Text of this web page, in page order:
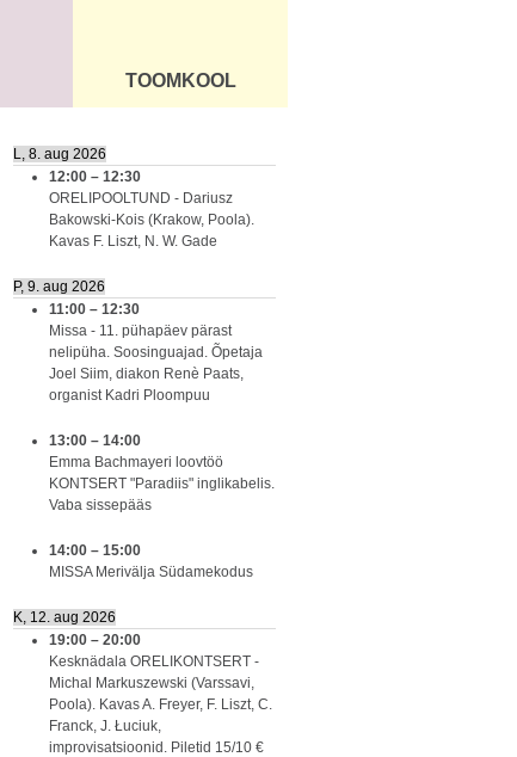
ÜLDINFO
TOOMKOOL
L, 8. aug 2026
12:00 – 12:30
ORELIPOOLTUND - Dariusz
Bakowski-Kois (Krakow, Poola).
Kavas F. Liszt, N. W. Gade
P, 9. aug 2026
11:00 – 12:30
Missa - 11. pühapäev pärast
nelipüha. Soosinguajad. Õpetaja
Joel Siim, diakon Renè Paats,
organist Kadri Ploompuu
13:00 – 14:00
Emma Bachmayeri loovtöö
KONTSERT "Paradiis" inglikabelis.
Vaba sissepääs
14:00 – 15:00
MISSA Merivälja Südamekodus
K, 12. aug 2026
19:00 – 20:00
Kesknädala ORELIKONTSERT -
Michal Markuszewski (Varssavi,
Poola). Kavas A. Freyer, F. Liszt, C.
Franck, J. Łuciuk,
improvisatsioonid. Piletid 15/10 €